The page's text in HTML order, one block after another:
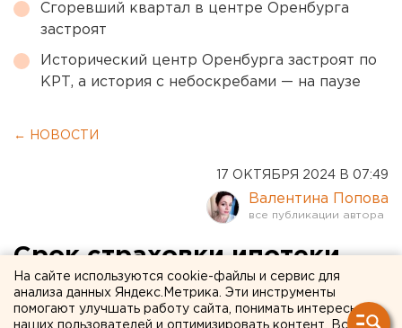
Сгоревший квартал в центре Оренбурга
застроят
Исторический центр Оренбурга застроят по
КРТ, а история с небоскребами — на паузе
← НОВОСТИ
17 ОКТЯБРЯ 2024 В 07:49
Валентина Попова
Срок страховки ипотеки
хотят сократить в России
до года
На сайте используются cookie-файлы и сервис для
анализа данных Яндекс.Метрика. Эти инструменты
помогают улучшать работу сайта, понимать интересы
наших пользователей и оптимизировать контент. Вся